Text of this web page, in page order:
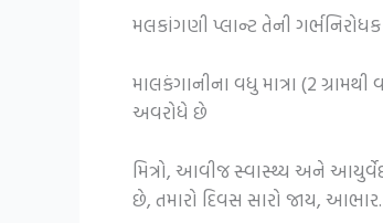
મલકાંગણી પ્લાન્ટ તેની
માલકંગાનીના વધુ માત્રા (2
અવરોધે છે
મિત્રો, આવીજ સ્વાસ્થ્ય અને
છે, તમારો દિવસ સારો જાય, આભાર.